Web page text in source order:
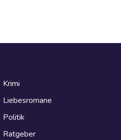
Krimi
Liebesromane
Politik
Ratgeber